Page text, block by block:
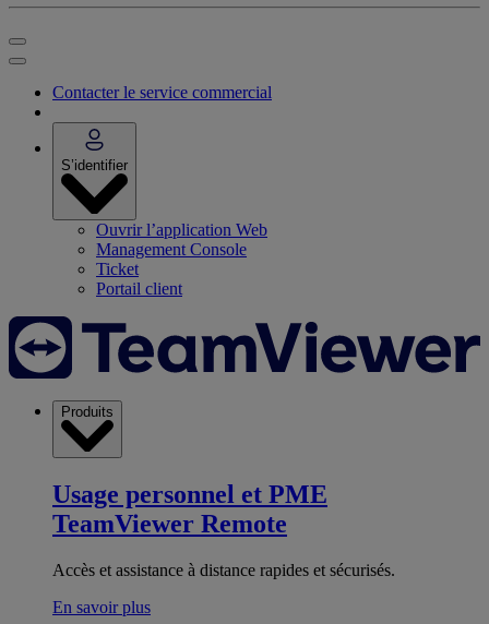
Contacter le service commercial
S’identifier
Ouvrir l’application Web
Management Console
Ticket
Portail client
Produits
Usage personnel et PME
TeamViewer Remote
Accès et assistance à distance rapides et sécurisés.
En savoir plus